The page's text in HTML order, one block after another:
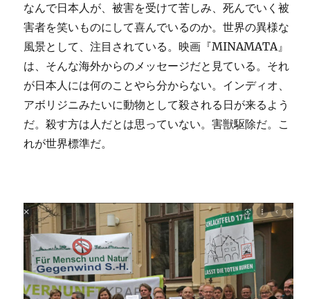
なんで日本人が、被害を受けて苦しみ、死んでいく被
害者を笑いものにして喜んでいるのか。世界の異様な
風景として、注目されている。映画『MINAMATA』
は、そんな海外からのメッセージだと見ている。それ
が日本人には何のことやら分からない。インディオ、
アボリジニみたいに動物として殺される日が来るよう
だ。殺す方は人だとは思っていない。害獣駆除だ。こ
れが世界標準だ。